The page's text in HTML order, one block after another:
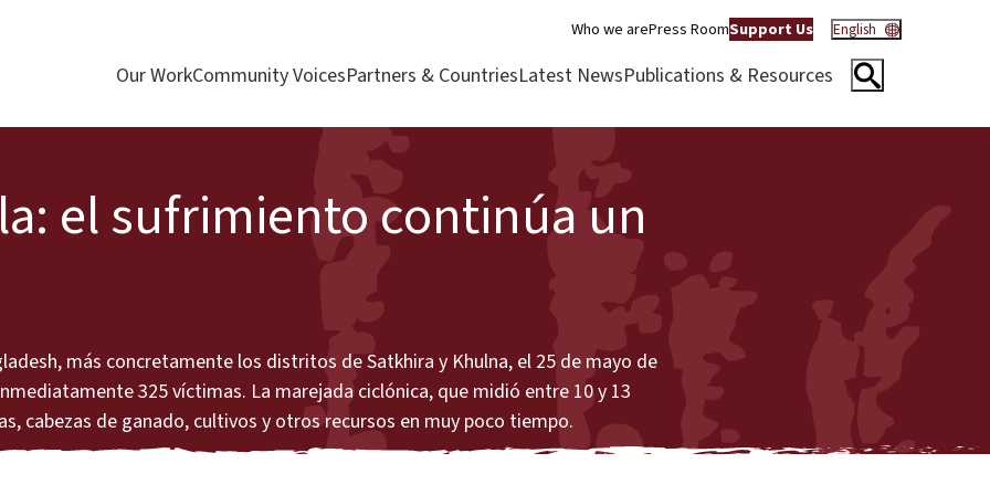
Who we arePress RoomSupport Us English
Our WorkCommunity VoicesPartners & CountriesLatest NewsPublications & Resources
el sufrimiento continúa un
más concretamente los distritos de Satkhira y Khulna, el 25 de mayo de
325 víctimas. La marejada ciclónica, que midió entre 10 y 13
cabezas de ganado, cultivos y otros recursos en muy poco tiempo.